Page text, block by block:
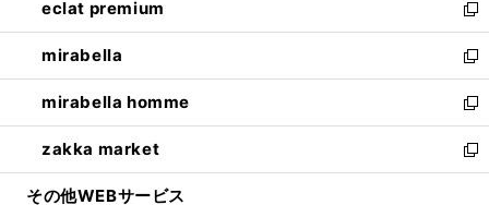
く
で
開
く
ド
ウ
で
開
く
ィ
ン
ド
ウ
で
開
く
い
ウ
ィ
ン
ド
ウ
で
開
eclat premium
新
し
い
ウ
ィ
ン
ド
ウ
mirabella
新
し
い
ウ
ィ
ン
mirabella homme
新
し
い
ウ
zakka market
新
し
その他WEBサービス